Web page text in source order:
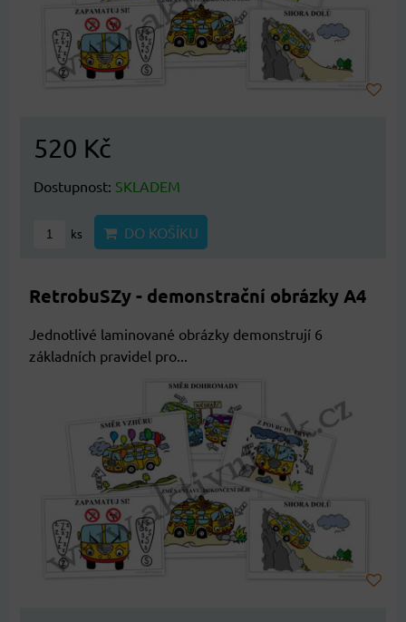
520 Kč
Dostupnost: SKLADEM
ks DO KOŠÍKU
RetrobuSZy - demonstrační obrázky A4
Jednotlivé laminované obrázky demonstrují 6
základních pravidel pro...